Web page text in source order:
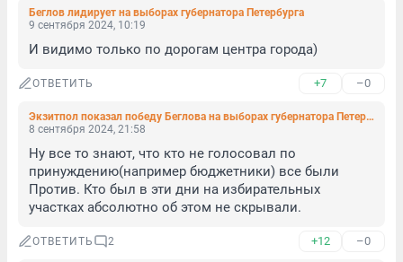
Беглов лидирует на выборах губернатора Петербурга
9 сентября 2024, 10:19
И видимо только по дорогам центра города)
ОТВЕТИТЬ +7 –0
Экзитпол показал победу Беглова на выборах губернатора Петербурга
8 сентября 2024, 21:58
Ну все то знают, что кто не голосовал по
принуждению(например бюджетники) все были
Против. Кто был в эти дни на избирательных
участках абсолютно об этом не скрывали.
ОТВЕТИТЬ 2 +12 –0